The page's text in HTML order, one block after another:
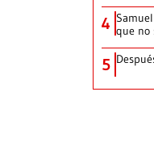
4 que no
5